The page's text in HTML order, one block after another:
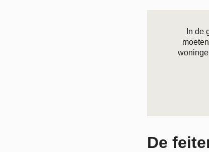
In de
De